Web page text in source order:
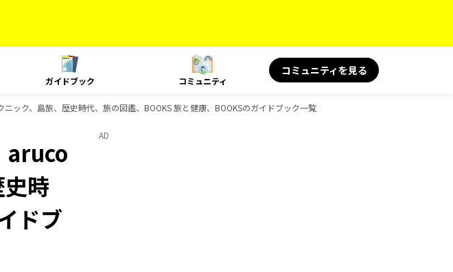
ガイドブック コミュニティ
コミュニティを見る
ク、島旅、歴史時代、旅の図鑑、BOOKS 旅と健康、BOOKSのガイドブック一覧
aruco
時
ドブ
AD